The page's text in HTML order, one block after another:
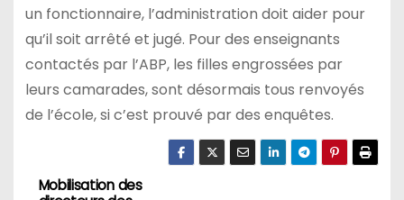
un fonctionnaire, l’administration doit aider pour
qu’il soit arrêté et jugé. Pour des enseignants
contactés par l’ABP, les filles engrossées par
leurs camarades, sont désormais tous renvoyés
de l’école, si c’est prouvé par des enquêtes.
Mobilisation des